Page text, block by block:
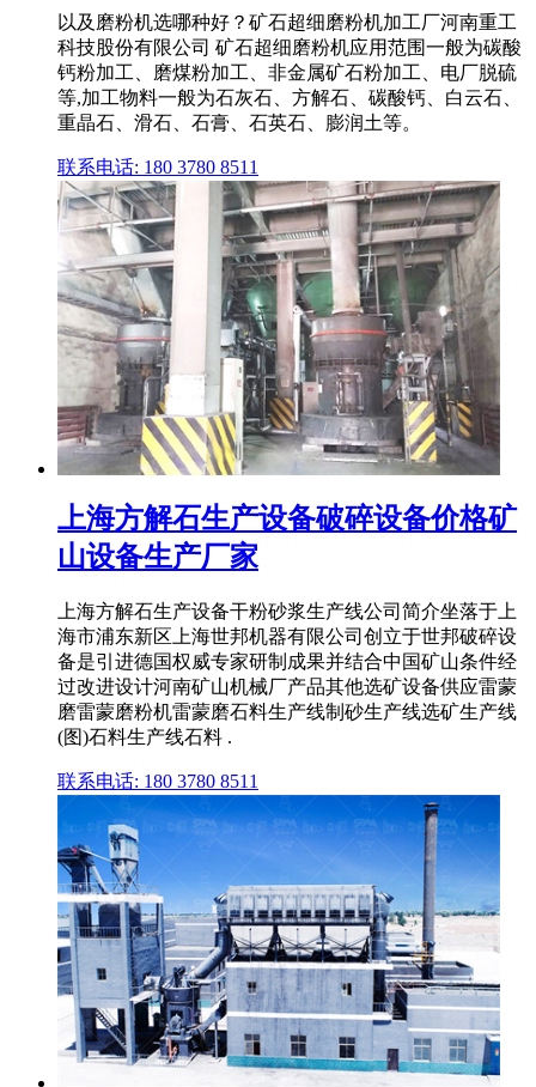
以及磨粉机选哪种好？矿石超细磨粉机加工厂河南重工
科技股份有限公司 矿石超细磨粉机应用范围一般为碳酸
钙粉加工、磨煤粉加工、非金属矿石粉加工、电厂脱硫
等,加工物料一般为石灰石、方解石、碳酸钙、白云石、
重晶石、滑石、石膏、石英石、膨润土等。
联系电话: 180 3780 8511
上海方解石生产设备破碎设备价格矿
山设备生产厂家
上海方解石生产设备干粉砂浆生产线公司简介坐落于上
海市浦东新区上海世邦机器有限公司创立于世邦破碎设
备是引进德国权威专家研制成果并结合中国矿山条件经
过改进设计河南矿山机械厂产品其他选矿设备供应雷蒙
磨雷蒙磨粉机雷蒙磨石料生产线制砂生产线选矿生产线
(图)石料生产线石料 .
联系电话: 180 3780 8511